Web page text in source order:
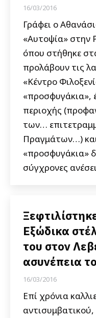
16/03/2016
Γράφει ο
«Αυτοψία» στην
όπου στήθηκε
προλάβουν τις
«Κέντρο
«προσφυγάκια»,
περιοχής
των…
Πραγμάτων…)
«προσφυγάκια»
σύγχρονες
Εξώδικα
του στον
ασυνέπεια
16/03/2016
Επί χρόνια